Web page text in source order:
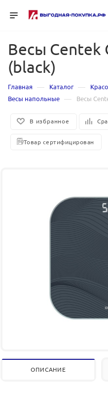
Весы Centek
(black)
Главная — Каталог —
Весы напольные — Весы
В избранное
Товар сертифицирован
ОПИСАНИЕ